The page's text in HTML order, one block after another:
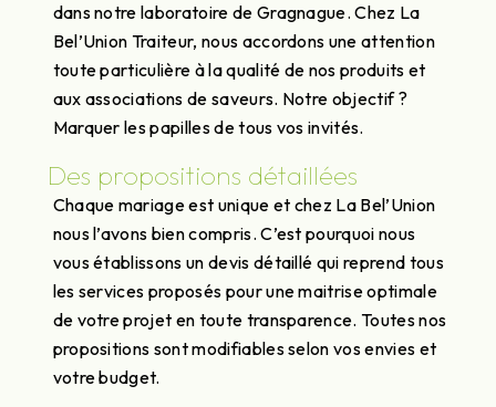
dans notre laboratoire de Gragnague. Chez La
Bel’Union Traiteur, nous accordons une attention
toute particulière à la qualité de nos produits et
aux associations de saveurs. Notre objectif ?
Marquer les papilles de tous vos invités.
Des propositions détaillées
Chaque mariage est unique et chez La Bel’Union
nous l’avons bien compris. C’est pourquoi nous
vous établissons un devis détaillé qui reprend tous
les services proposés pour une maitrise optimale
de votre projet en toute transparence. Toutes nos
propositions sont modifiables selon vos envies et
votre budget.